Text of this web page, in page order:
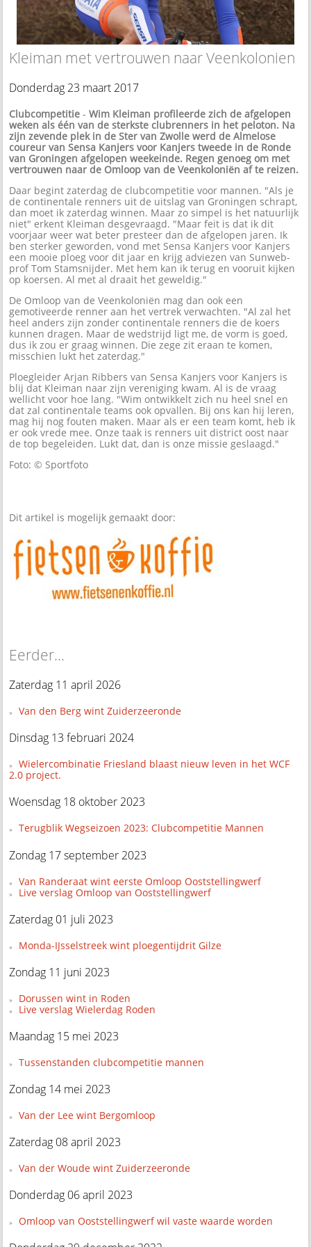
Kleiman met vertrouwen naar Veenkolonien
Donderdag 23 maart 2017
Clubcompetitie -Wim Kleiman profileerde zich de afgelopen
weken als één van de sterkste clubrenners in het peloton. Na
zijn zevende plek in de Ster van Zwolle werd de Almelose
coureur van Sensa Kanjers voor Kanjers tweede in de Ronde
van Groningen afgelopen weekeinde. Regen genoeg om met
vertrouwen naar de Omloop van de Veenkoloniën af te reizen.
Daar begint zaterdag de clubcompetitie voor mannen. "Als je
de continentale renners uit de uitslag van Groningen schrapt,
dan moet ik zaterdag winnen. Maar zo simpel is het natuurlijk
niet" erkent Kleiman desgevraagd. "Maar feit is dat ik dit
voorjaar weer wat beter presteer dan de afgelopen jaren. Ik
ben sterker geworden, vond met Sensa Kanjers voor Kanjers
een mooie ploeg voor dit jaar en krijg adviezen van Sunweb-
prof Tom Stamsnijder. Met hem kan ik terug en vooruit kijken
op koersen. Al met al draait het geweldig."
De Omloop van de Veenkoloniën mag dan ook een
gemotiveerde renner aan het vertrek verwachten. "Al zal het
heel anders zijn zonder continentale renners die de koers
kunnen dragen. Maar de wedstrijd ligt me, de vorm is goed,
dus ik zou er graag winnen. Die zege zit eraan te komen,
misschien lukt het zaterdag."
Ploegleider Arjan Ribbers van Sensa Kanjers voor Kanjers is
blij dat Kleiman naar zijn vereniging kwam. Al is de vraag
wellicht voor hoe lang. "Wim ontwikkelt zich nu heel snel en
dat zal continentale teams ook opvallen. Bij ons kan hij leren,
mag hij nog fouten maken. Maar als er een team komt, heb ik
er ook vrede mee. Onze taak is renners uit district oost naar
de top begeleiden. Lukt dat, dan is onze missie geslaagd."
Foto: © Sportfoto
Dit artikel is mogelijk gemaakt door:
Eerder...
Zaterdag 11 april 2026
Van den Berg wint Zuiderzeeronde
Dinsdag 13 februari 2024
Wielercombinatie Friesland blaast nieuw leven in het WCF
2.0 project.
Woensdag 18 oktober 2023
Terugblik Wegseizoen 2023: Clubcompetitie Mannen
Zondag 17 september 2023
Van Randeraat wint eerste Omloop Ooststellingwerf
Live verslag Omloop van Ooststellingwerf
Zaterdag 01 juli 2023
Monda-IJsselstreek wint ploegentijdrit Gilze
Zondag 11 juni 2023
Dorussen wint in Roden
Live verslag Wielerdag Roden
Maandag 15 mei 2023
Tussenstanden clubcompetitie mannen
Zondag 14 mei 2023
Van der Lee wint Bergomloop
Zaterdag 08 april 2023
Van der Woude wint Zuiderzeeronde
Donderdag 06 april 2023
Omloop van Ooststellingwerf wil vaste waarde worden